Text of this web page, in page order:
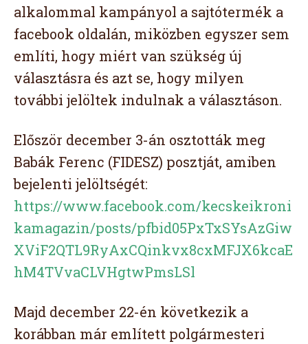
alkalommal kampányol a sajtótermék a
facebook oldalán, miközben egyszer sem
említi, hogy miért van szükség új
választásra és azt se, hogy milyen
további jelöltek indulnak a választáson.
Először december 3-án osztották meg
Babák Ferenc (FIDESZ) posztját, amiben
bejelenti jelöltségét:
https://www.facebook.com/kecskeikroni
kamagazin/posts/pfbid05PxTxSYsAzGiw
XViF2QTL9RyAxCQinkvx8cxMFJX6kcaE
hM4TVvaCLVHgtwPmsLSl
Majd december 22-én következik a
korábban már említett polgármesteri